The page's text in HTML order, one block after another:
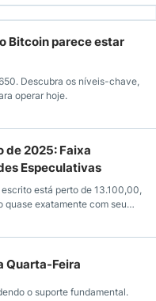
Bitcoin parece estar
Descubra os níveis-chave,
operar hoje.
de 2025: Faixa
Especulativas
está perto de 13.100,00,
exatamente com seu
parece estar
Quarta-Feira
o suporte fundamental.